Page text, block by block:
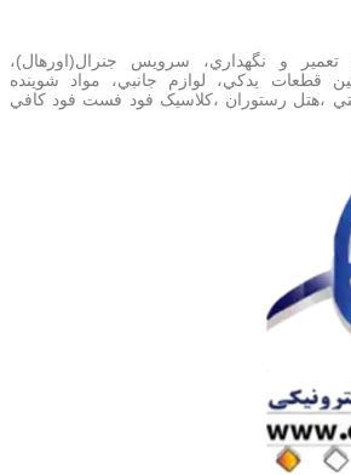
تعمير و نگهداري، سرویس جنرال(اورهال)،
قطعات يدکي، لوازم جانبي، مواد شوینده
،هتل رستوران ،کلاسیک فود فست فود کافي